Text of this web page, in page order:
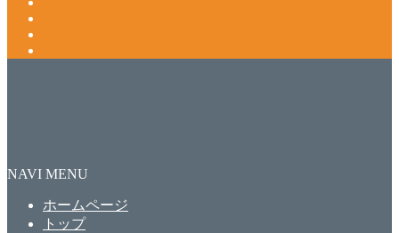
NAVI MENU
ホームページ
トップ